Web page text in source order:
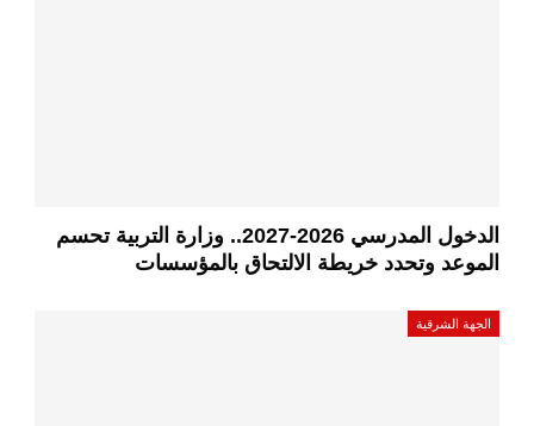
الدخول المدرسي 2026-2027.. وزارة التربية تحسم
الموعد وتحدد خريطة الالتحاق بالمؤسسات
الجهة الشرقية